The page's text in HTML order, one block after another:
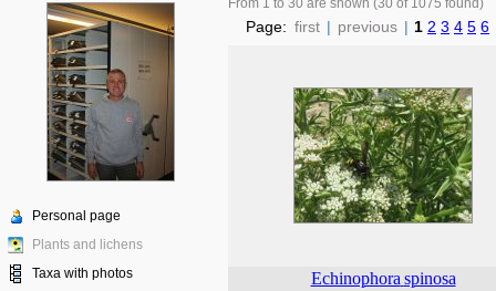
Personal page
Plants and lichens
Taxa with photos
From 1 to 30 are shown (30 of 1075 found)
Page: first | previous | 1 2 3 4 5 6
Echinophora spinosa